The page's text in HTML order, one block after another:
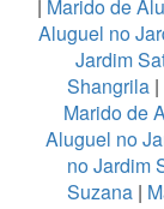
| Marido de
Aluguel no
Jardim
Shangrila|
Marido de
Aluguel no
no Jardim
Suzana |